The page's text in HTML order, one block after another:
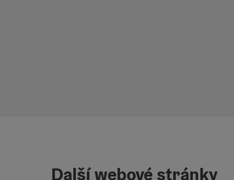
Další webové stránky